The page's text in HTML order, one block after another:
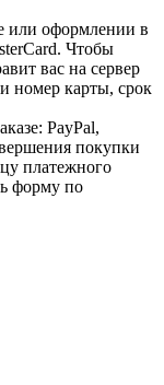
или оформлении в
Чтобы
вас на сервер
номер карты, срок
PayPal,
покупки
платежного
форму по